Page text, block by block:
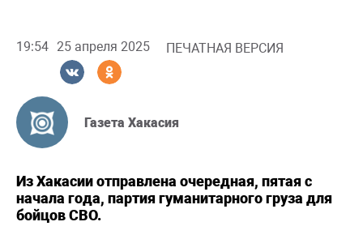
19:54 25 апреля 2025 ПЕЧАТНАЯ ВЕРСИЯ
Газета Хакасия
Из Хакасии отправлена очередная, пятая с
начала года, партия гуманитарного груза для
бойцов СВО.